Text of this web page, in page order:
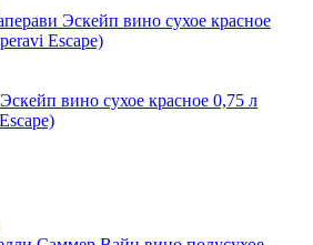
вино сухое красное 0,75 л